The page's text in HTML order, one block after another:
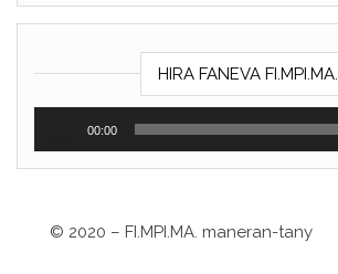
HIRA FANEVA FI.MPI.MA.
00:00
© 2020 – FI.MPI.MA. maneran-tany